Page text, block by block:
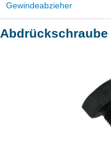
Gewindeabzieher
Abdrückschraube